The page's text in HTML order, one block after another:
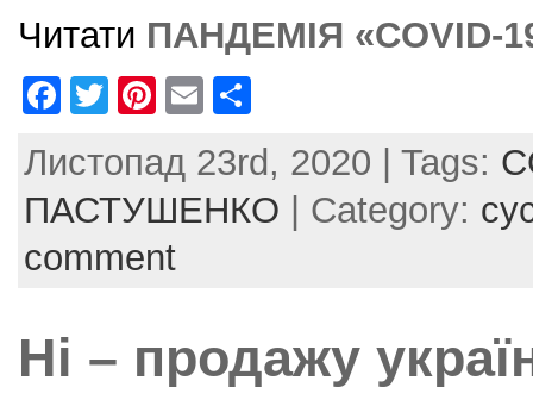
Читати ПАНДЕМІЯ «COVID-
F
c
e
b
k
T
itt
er
Pi
er
e
st
E
ai
l
ar
e
Листопад 23rd, 2020 | Tags:
ПАСТУШЕНКО | Category:
comment
Ні – продажу